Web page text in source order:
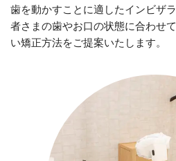
歯を動かすことに適したインビザ
者さまの歯やお口の状態に合わせ
い矯正方法をご提案いたします。